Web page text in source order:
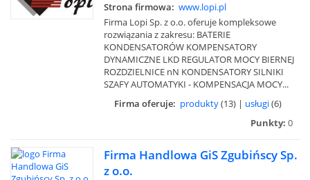
Strona firmowa: www.lopi.pl
Firma Lopi Sp. z o.o. oferuje kompleksowe
rozwiązania z zakresu: BATERIE
KONDENSATORÓW KOMPENSATORY
DYNAMICZNE LKD REGULATOR MOCY BIERNEJ
ROZDZIELNICE nN KONDENSATORY SILNIKI
SZAFY AUTOMATYKI - KOMPENSACJA MOCY...
Firma oferuje: produkty(13) | usługi(6)
Punkty: 0
Firma Handlowa GiS Zgubińscy Sp.
z o.o.